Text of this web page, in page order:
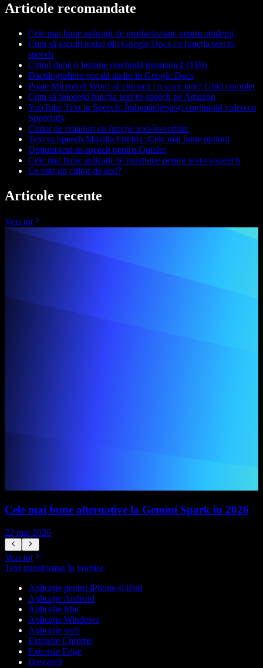
Articole recomandate
Cele mai bune aplicații de productivitate pentru studenți
Cum să asculți textul din Google Docs cu funcția text to
speech
Cititul după o leziune cerebrală traumatică (TBI)
Dactilografiere vocală audio în Google Docs
Poate Microsoft Word să citească cu voce tare? Ghid complet
Cum să folosești funcția text-to-speech pe Amazon
YouTube Text to Speech: Îmbunătățește-ți conținutul video cu
Speechify
Cititor de emailuri cu funcție text-în-vorbire
Text to Speech Mozilla Firefox: Cele mai bune opțiuni
Opțiuni text-to-speech pentru Quizlet
Cele mai bune aplicații de narațiune pentru text-to-speech
Ce este un cititor de text?
Articole recente
Vezi tot
Cele mai bune alternative la Gemini Spark în 2026
22 mai 2026
Vezi tot
Text transformat în vorbire
Aplicație pentru iPhone și iPad
Aplicație Android
Aplicație Mac
Aplicație Windows
Aplicație web
Extensie Chrome
Extensie Edge
Descarcă